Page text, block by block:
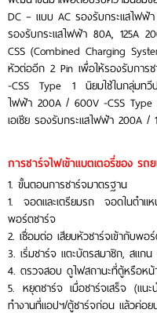
DC – แบบ AC รองรับกระแสไฟฟ้
รองรับกระแสไฟฟ้า 80A, 125A
CSS (Combined Charging
หัวต่ออีก 2 Pin เพื่อให้รองรับกา
-CSS Type 1 นิยมใช้ในกลุ่มทวีป
ไฟฟ้า 200A / 600V -CSS Type
เอเชีย รองรับกระแสไฟฟ้า 200A /
การชาร์จไฟเข้าแบตเตอรี่ของ รถ
1. ขั้นตอนการชาร์จมาตรฐาน
1. จอดและเตรียมรถ จอดในตำแ
พอร์ตชาร์จ
2. เชื่อมต่อ เสียบหัวชาร์จเข้ากับพ
3. เริ่มชาร์จ แตะบัตรสมาชิก, สแก
4. ตรวจสอบ ดูไฟสถานะที่ตู้หรือหน้
5. หยุดชาร์จ เมื่อชาร์จเสร็จ (แน
ทำงานที่แอปฯ/ตู้ชาร์จก่อน แล้วค่อย